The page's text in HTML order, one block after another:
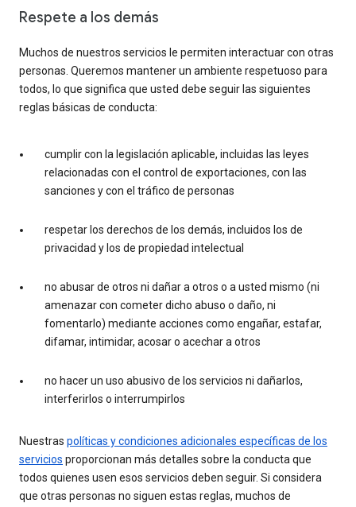
Respete a los demás
Muchos de nuestros servicios le permiten interactuar con otras
personas. Queremos mantener un ambiente respetuoso para
todos, lo que significa que usted debe seguir las siguientes
reglas básicas de conducta:
cumplir con la legislación aplicable, incluidas las leyes
relacionadas con el control de exportaciones, con las
sanciones y con el tráfico de personas
respetar los derechos de los demás, incluidos los de
privacidad y los de propiedad intelectual
no abusar de otros ni dañar a otros o a usted mismo (ni
amenazar con cometer dicho abuso o daño, ni
fomentarlo) mediante acciones como engañar, estafar,
difamar, intimidar, acosar o acechar a otros
no hacer un uso abusivo de los servicios ni dañarlos,
interferirlos o interrumpirlos
Nuestras políticas y condiciones adicionales específicas de los
servicios proporcionan más detalles sobre la conducta que
todos quienes usen esos servicios deben seguir. Si considera
que otras personas no siguen estas reglas, muchos de